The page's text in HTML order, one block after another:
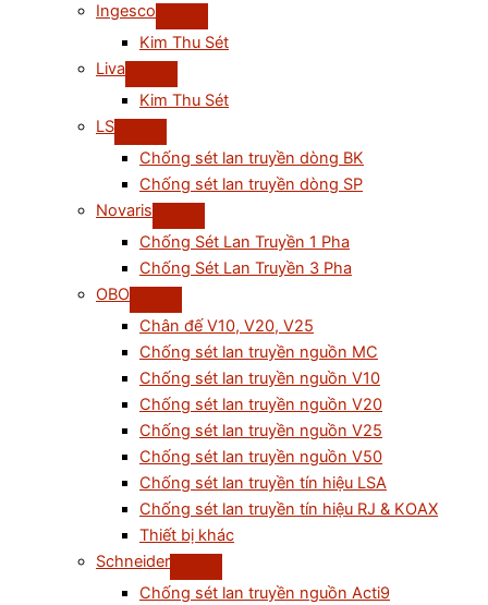
Ingesco
Kim Thu Sét
Liva
Kim Thu Sét
LS
Chống sét lan truyền dòng BK
Chống sét lan truyền dòng SP
Novaris
Chống Sét Lan Truyền 1 Pha
Chống Sét Lan Truyền 3 Pha
OBO
Chân đế V10, V20, V25
Chống sét lan truyền nguồn MC
Chống sét lan truyền nguồn V10
Chống sét lan truyền nguồn V20
Chống sét lan truyền nguồn V25
Chống sét lan truyền nguồn V50
Chống sét lan truyền tín hiệu LSA
Chống sét lan truyền tín hiệu RJ & KOAX
Thiết bị khác
Schneider
Chống sét lan truyền nguồn Acti9